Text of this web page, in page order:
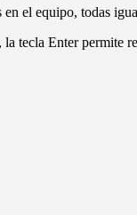
el equipo, todas
tecla Enter permite